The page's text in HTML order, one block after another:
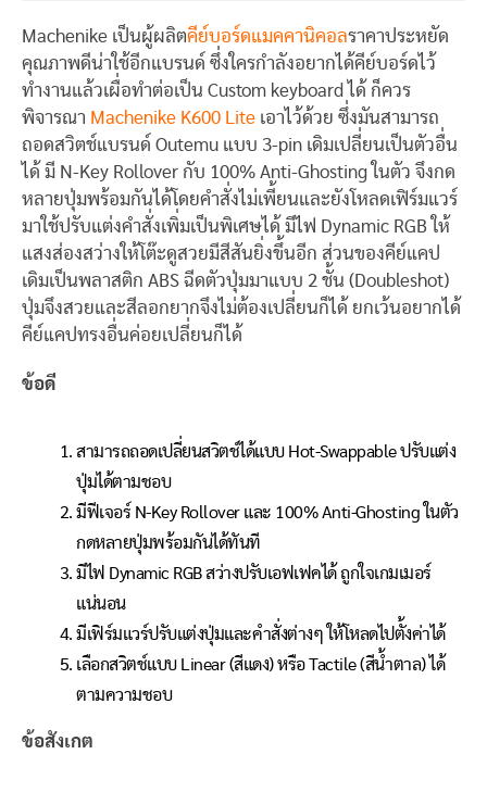
Machenike เป็นผู้ผลิตคีย์บอร์ดแมคคานิคอลราคาประหยัด
คุณภาพดีน่าใช้อีกแบรนด์ ซึ่งใครกำลังอยากได้คีย์บอร์ดไว้
ทำงานแล้วเผื่อทำต่อเป็น Custom keyboard ได้ ก็ควร
พิจารณา Machenike K600 Lite เอาไว้ด้วย ซึ่งมันสามารถ
ถอดสวิตช์แบรนด์ Outemu แบบ 3-pin เดิมเปลี่ยนเป็นตัวอื่น
ได้ มี N-Key Rollover กับ 100% Anti-Ghosting ในตัว จึงกด
หลายปุ่มพร้อมกันได้โดยคำสั่งไม่เพี้ยนและยังโหลดเฟิร์มแวร์
มาใช้ปรับแต่งคำสั่งเพิ่มเป็นพิเศษได้ มีไฟ Dynamic RGB ให้
แสงส่องสว่างให้โต๊ะดูสวยมีสีสันยิ่งขึ้นอีก ส่วนของคีย์แคป
เดิมเป็นพลาสติก ABS ฉีดตัวปุ่มมาแบบ 2 ชั้น (Doubleshot)
ปุ่มจึงสวยและสีลอกยากจึงไม่ต้องเปลี่ยนก็ได้ ยกเว้นอยากได้
คีย์แคปทรงอื่นค่อยเปลี่ยนก็ได้
ข้อดี
สามารถถอดเปลี่ยนสวิตช์ได้แบบ Hot-Swappable ปรับแต่ง
ปุ่มได้ตามชอบ
มีฟีเจอร์ N-Key Rollover และ 100% Anti-Ghosting ในตัว
กดหลายปุ่มพร้อมกันได้ทันที
มีไฟ Dynamic RGB สว่างปรับเอฟเฟคได้ ถูกใจเกมเมอร์
แน่นอน
มีเฟิร์มแวร์ปรับแต่งปุ่มและคำสั่งต่างๆ ให้โหลดไปตั้งค่าได้
เลือกสวิตช์แบบ Linear (สีแดง) หรือ Tactile (สีน้ำตาล) ได้
ตามความชอบ
ข้อสังเกต